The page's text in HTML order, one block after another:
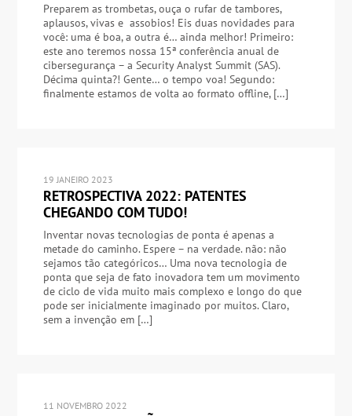
Preparem as trombetas, ouça o rufar de tambores,
aplausos, vivas e assobios! Eis duas novidades para
você: uma é boa, a outra é… ainda melhor! Primeiro:
este ano teremos nossa 15ª conferência anual de
cibersegurança – a Security Analyst Summit (SAS).
Décima quinta?! Gente… o tempo voa! Segundo:
finalmente estamos de volta ao formato offline, […]
19 JANEIRO 2023
RETROSPECTIVA 2022: PATENTES
CHEGANDO COM TUDO!
Inventar novas tecnologias de ponta é apenas a
metade do caminho. Espere – na verdade. não: não
sejamos tão categóricos… Uma nova tecnologia de
ponta que seja de fato inovadora tem um movimento
de ciclo de vida muito mais complexo e longo do que
pode ser inicialmente imaginado por muitos. Claro,
sem a invenção em […]
11 NOVEMBRO 2022